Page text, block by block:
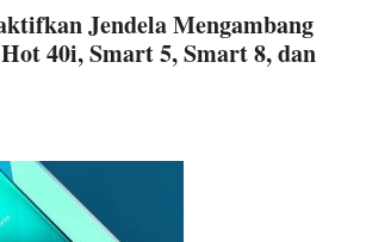
Jendela Mengambang
40i, Smart 5, Smart 8, dan